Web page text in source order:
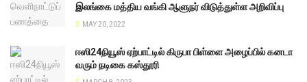
இலங்கை மத்திய வங்கி ஆளுநர் விடுத்துள்ள அறிவிப்பு
MAY 20, 2022
ஈஸி24நியூஸ் ஏற்பாட்டில் கிருபா பிள்ளை அழைப்பில் கனடா
வரும் நடிகை கஸ்தூரி